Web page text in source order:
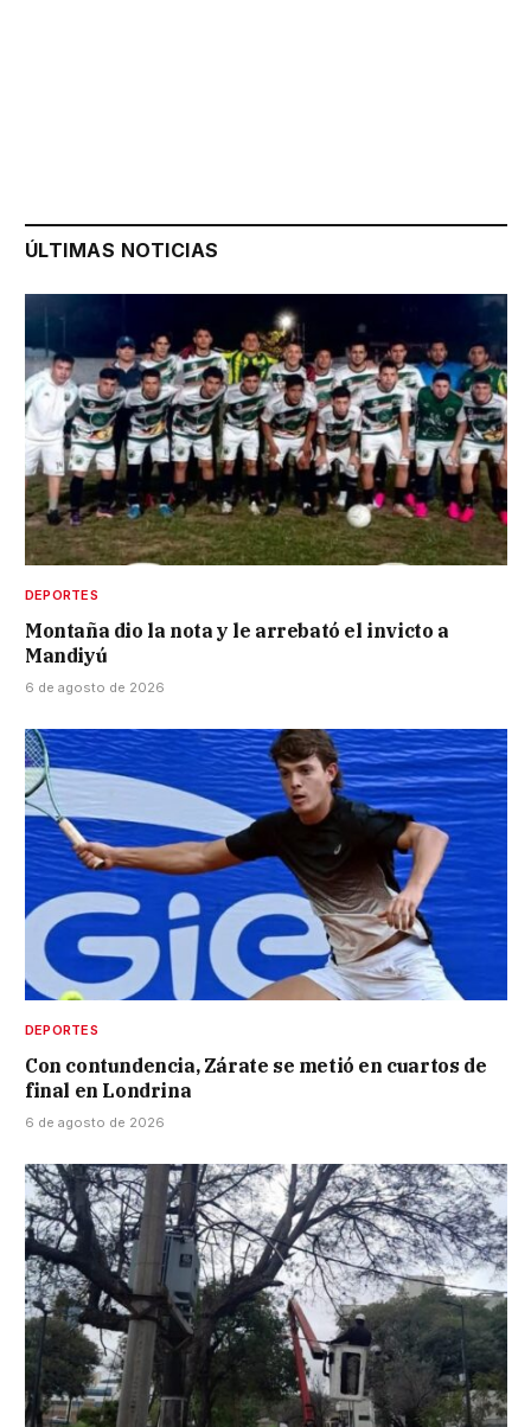
ÚLTIMAS NOTICIAS
DEPORTES
Montaña dio la nota y le arrebató el invicto a
Mandiyú
6 de agosto de 2026
DEPORTES
Con contundencia, Zárate se metió en cuartos de
final en Londrina
6 de agosto de 2026